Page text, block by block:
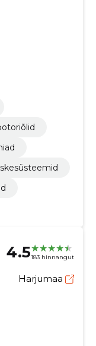
4.5183 hinnangut
Harjumaa